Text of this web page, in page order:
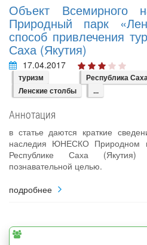
Объект Всемирного
Природный парк
способ привлечения
Саха (Якутия)
17.04.2017
туризм Республика
Ленские столбы
...
Аннотация
в статье даются краткие
наследия ЮНЕСКО Природном
Республике Саха
познавательной целью.
подробнее